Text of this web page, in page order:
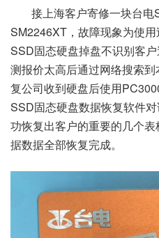
接上海客户寄修一块台
SM2246XT，故障现象为使
SSD固态硬盘掉盘不识别客
测报价太高后通过网络搜索
复公司收到硬盘后使用
SSD固态硬盘数据恢复软件
功恢复出客户的重要的几个
据数据全部恢复完成。